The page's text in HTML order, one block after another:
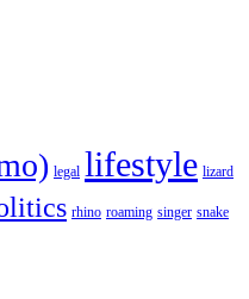
legal lifestyle lizard
rhino roaming singer snake